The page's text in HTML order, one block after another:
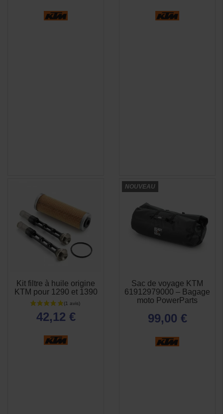
Kit filtre à huile origine
KTM pour 1290 et 1390
42,12 €
NOUVEAU
Sac de voyage KTM
61912979000 – Bagage
moto PowerParts
99,00 €
APERÇU
RAPIDE
APERÇU
RAPIDE